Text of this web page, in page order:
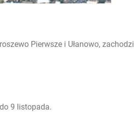
Pierwsze i Ułanowo, zachodzi
9 listopada.